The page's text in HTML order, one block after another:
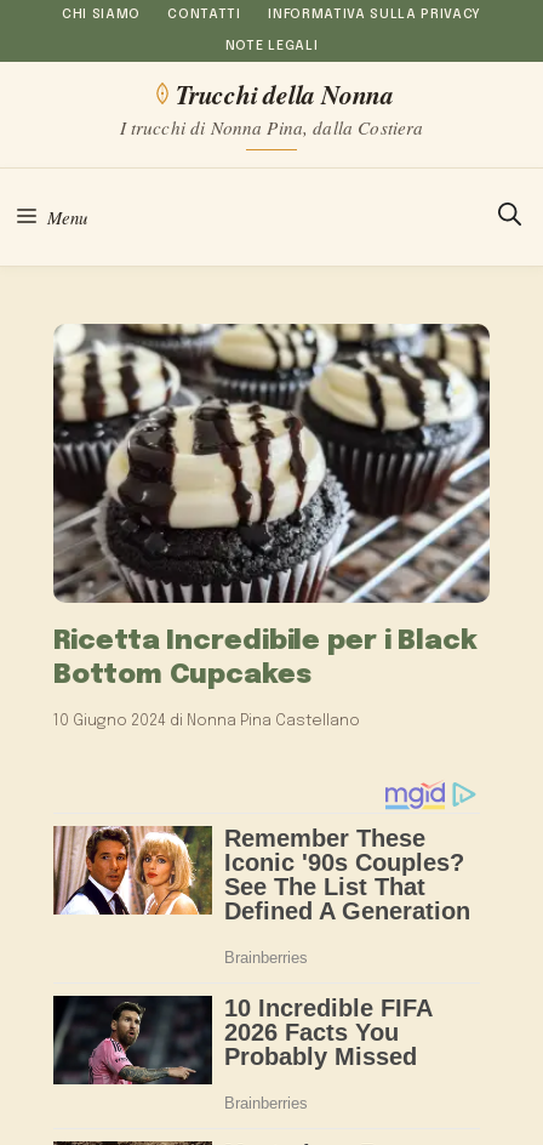
al
CHI SIAMO CONTATTI INFORMATIVA SULLA PRIVACY
NOTE LEGALI
Trucchi della Nonna
I trucchi di Nonna Pina, dalla Costiera
Menu
Ricetta Incredibile per i Black
Bottom Cupcakes
10 Giugno 2024 di Nonna Pina Castellano